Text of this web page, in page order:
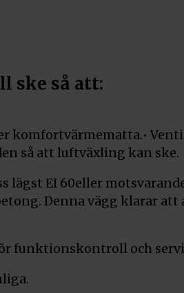
ske så att:
komfortvärmematta.•
så att luftväxling kan ske.
lägst EI 60eller
Denna vägg klarar
funktionskontroll och